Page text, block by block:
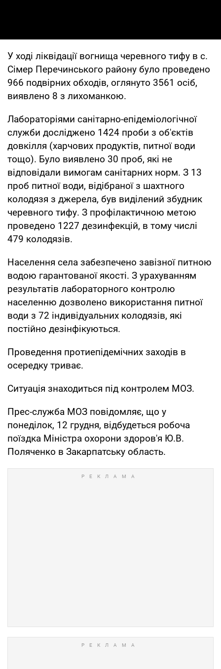
У ході ліквідації вогнища черевного тифу в с.
Сімер Перечинського району було проведено
966 подвірних обходів, оглянуто 3561 осіб,
виявлено 8 з лихоманкою.
Лабораторіями санітарно-епідеміологічної
служби досліджено 1424 проби з об'єктів
довкілля (харчових продуктів, питної води
тощо). Було виявлено 30 проб, які не
відповідали вимогам санітарних норм. З 13
проб питної води, відібраної з шахтного
колодязя з джерела, був виділений збудник
черевного тифу. З профілактичною метою
проведено 1227 дезинфекцій, в тому числі
479 колодязів.
Населення села забезпечено завізної питною
водою гарантованої якості. З урахуванням
результатів лабораторного контролю
населенню дозволено використання питної
води з 72 індивідуальних колодязів, які
постійно дезінфікуються.
Проведення протиепідемічних заходів в
осередку триває.
Ситуація знаходиться під контролем МОЗ.
Прес-служба МОЗ повідомляє, що у
понеділок, 12 грудня, відбудеться робоча
поїздка Міністра охорони здоров'я Ю.В.
Поляченко в Закарпатську область.